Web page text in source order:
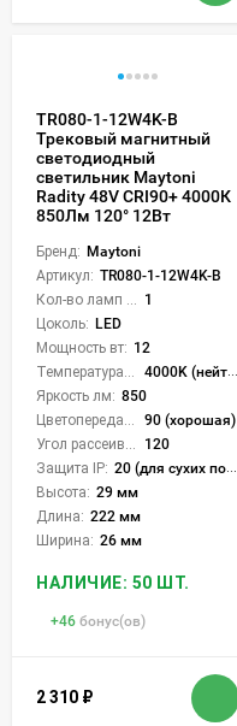
TR080-1-12W4K-B
Трековый магнитный
светодиодный
светильник Maytoni
Radity 48V CRI90+ 4000К
850Лм 120° 12Вт
Бренд: Maytoni
Артикул: TR080-1-12W4K-B
1
Цоколь: LED
Мощность вт: 12
4000K (нейтральный)
Яркость лм: 850
90 (хорошая)
120
Защита IP: 20 (для сухих пом.)
Высота: 29 мм
Длина: 222 мм
Ширина: 26 мм
НАЛИЧИЕ: 50 ШТ.
+46 бонус(ов)
2 310 ₽